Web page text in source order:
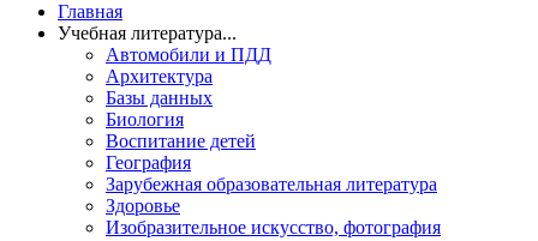
Главная
Учебная литература...
Автомобили и ПДД
Архитектура
Базы данных
Биология
Воспитание детей
География
Зарубежная образовательная литература
Здоровье
Изобразительное искусство, фотография